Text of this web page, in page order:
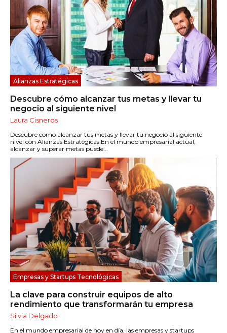
Alianzas Estratégicas
Descubre cómo alcanzar tus metas y llevar tu
negocio al siguiente nivel
Laura Cisneros
Descubre cómo alcanzar tus metas y llevar tu negocio al siguiente
nivel con Alianzas Estratégicas En el mundo empresarial actual,
alcanzar y superar metas puede...
Empresas y Startups Tecnológicas
La clave para construir equipos de alto
rendimiento que transformarán tu empresa
Silvia Delgado
En el mundo empresarial de hoy en día, las empresas y startups